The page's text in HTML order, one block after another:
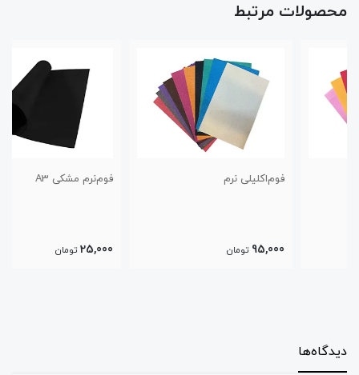
محصولات مرتبط
فوم‌اکلیلی نرم
تومان
فوم‌نرم مشکی A3
تومان
دیدگاه‌ها